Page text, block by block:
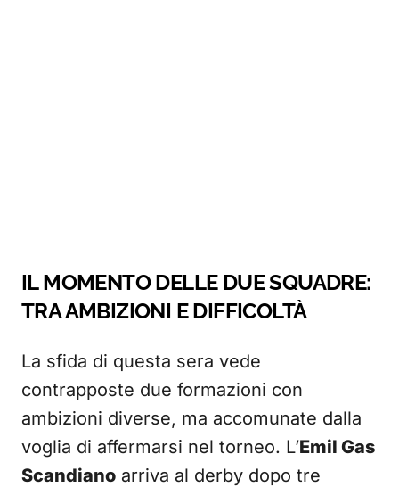
IL MOMENTO DELLE DUE SQUADRE:
TRA AMBIZIONI E DIFFICOLTÀ
La sfida di questa sera vede
contrapposte due formazioni con
ambizioni diverse, ma accomunate dalla
voglia di affermarsi nel torneo. L’Emil Gas
Scandiano arriva al derby dopo tre